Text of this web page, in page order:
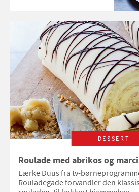
DESSERT
Roulade med abrikos og
Lærke Duus fra tv-
Rouladegade forvandler den